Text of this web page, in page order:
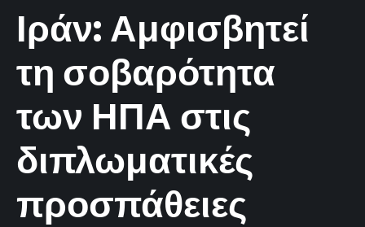
Ιράν: Αμφισβητεί
τη σοβαρότητα
των ΗΠΑ στις
διπλωματικές
προσπάθειες